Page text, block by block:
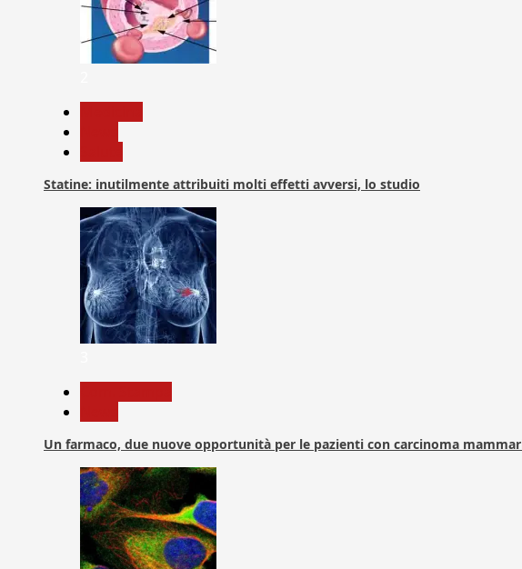
Statine: inutilmente attribuiti molti effetti avversi, lo studio
Un farmaco, due nuove opportunità per le pazienti con carcinoma